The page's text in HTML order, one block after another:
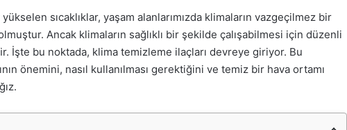
sıcaklıklar, yaşam alanlarımızda klimaların vazgeçilmez bir
Ancak klimaların sağlıklı bir şekilde çalışabilmesi için düzenli
İşte bu noktada, klima temizleme ilaçları devreye giriyor. Bu
önemini, nasıl kullanılması gerektiğini ve temiz bir hava ortamı